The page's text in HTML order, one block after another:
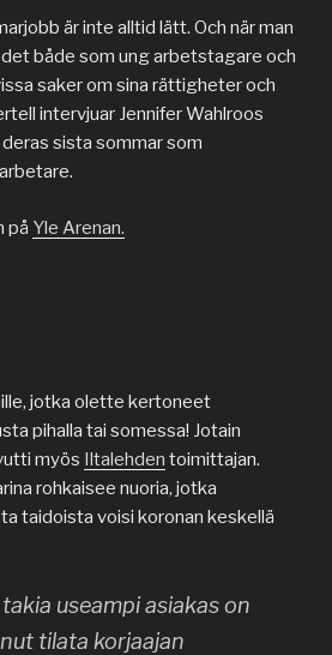
är inte alltid lätt. Och när man
både som ung arbetstagare och
saker om sina rättigheter och
intervjuar Jennifer Wahlroos
sista sommar som
på Yle Arenan.
jotka olette kertoneet
pihalla tai somessa! Jotain
myös Iltalehden toimittajan.
rohkaisee nuoria, jotka
taidoista voisi koronan keskellä
useampi asiakas on
tilata korjaajan